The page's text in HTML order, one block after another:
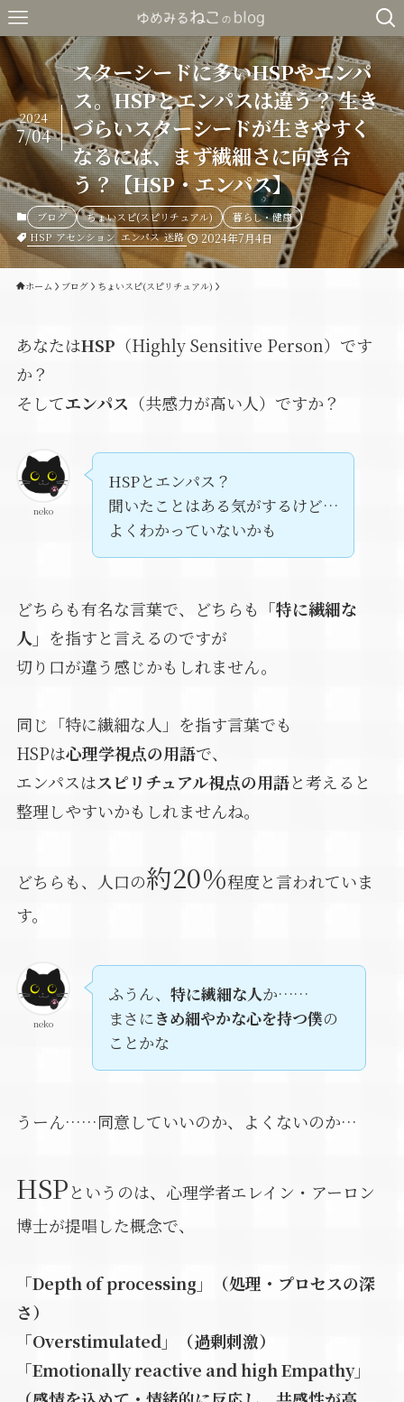
スターシードに多いHSPやエンパ
ス。HSPとエンパスは違う？ 生き
づらいスターシードが生きやすく
なるには、まず繊細さに向き合
う？【HSP・エンパス】
2024
7/04
ブログ ちょいスピ(スピリチュアル)
暮らし・健康
HSP アセンション エンパス 迷路 2024年7月4日
ホーム ブログ ちょいスピ(スピリチュアル)
あなたはHSP （Highly Sensitive Person）です
か？
そしてエンパス （共感力が高い人）ですか？
neko
HSPとエンパス？
聞いたことはある気がするけど…
よくわかっていないかも
どちらも有名な言葉で、どちらも 「特に繊細な
人」 を指すと言えるのですが
切り口が違う感じかもしれません。
同じ「特に繊細な人」を指す言葉でも
HSPは心理学視点の用語で、
エンパスはスピリチュアル視点の用語と考えると
整理しやすいかもしれませんね。
どちらも、人口の約20％程度と言われていま
す。
neko
ふうん、 特に繊細な人か……
まさにきめ細やかな心を持つ僕の
ことかな
うーん……同意していいのか、よくないのか…
HSPというのは、心理学者エレイン・アーロン
博士が提唱した概念で、
「Depth of processing」（処理・プロセスの深
さ）
「Overstimulated」（過剰刺激）
「Emotionally reactive and high Empathy」